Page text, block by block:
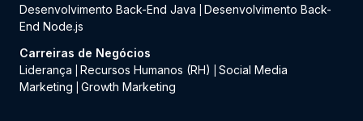
Desenvolvimento Back-End Java
Desenvolvimento Back-
End Node.js
Carreiras de Negócios
Liderança
Recursos Humanos (RH)
Social Media
Marketing
Growth Marketing